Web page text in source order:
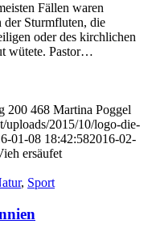
Fällen waren
Sturmfluten, die
oder des kirchlichen
wütete. Pastor…
200 468 Martina Poggel
uploads/2015/10/logo-die-
01-08 18:42:582016-02-
ersäufet
, Sport